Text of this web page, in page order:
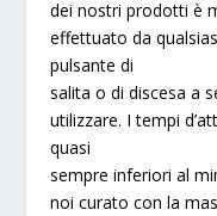
dei nostri prodotti è
effettuato da
pulsante di
salita o di discesa a
utilizzare. I tempi
quasi
sempre inferiori al
noi curato con la